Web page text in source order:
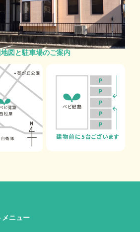
図と駐車場のご案内
メニュー